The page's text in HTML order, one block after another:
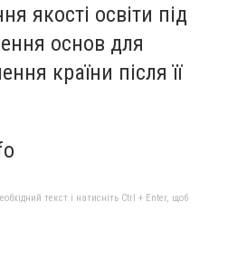
якості освіти під
основ для
країни після її
текст і натисніть Ctrl + Enter, щоб